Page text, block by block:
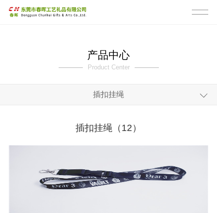
产品中心
Product Center
插扣挂绳
pk带挂绳
潜水料眼镜带
插扣挂绳（12）